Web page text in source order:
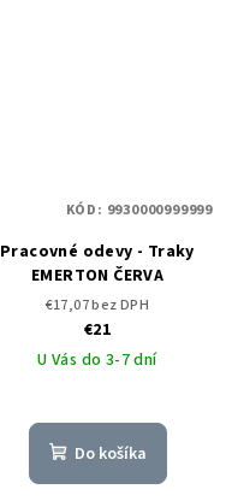
Pracovné odevy - Traky
EMERTON ČERVA
€17,07 bez DPH
€21
U Vás do 3-7 dní
Do košíka
KÓD: 9930000999999